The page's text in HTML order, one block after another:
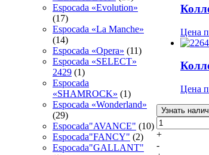
Espocada «Evolution»
(17)
Espocada «La Manche»
(14)
Espocada «Opera» (11)
Espocada «SELECT»
2429 (1)
Espocada
«SHAMROCK» (1)
Espocada «Wonderland»
(29)
Espocada"AVANCE" (10)
Espocada"FANCY" (2)
Espocada"GALLANT"
Цена
Цена
Узнать
+
-